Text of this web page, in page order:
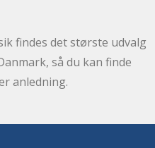
findes det største udvalg
så du kan finde
anledning.